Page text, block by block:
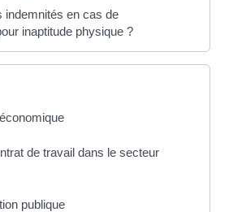
indemnités en cas de
inaptitude physique ?
de travail dans le secteur
publique